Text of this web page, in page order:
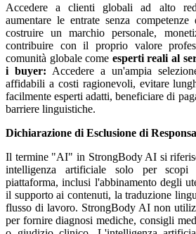
Accedere a clienti globali ad alto
aumentare le entrate senza
costruire un marchio personale,
contribuire con il proprio valore
comunità globale come esperti reali al
i buyer: Accedere a un'ampia
affidabili a costi ragionevoli, evitare
facilmente esperti adatti, beneficiare di
barriere linguistiche.
Dichiarazione di Esclusione di
Il termine "AI" in StrongBody AI si
intelligenza artificiale solo per scopi
piattaforma, inclusi l'abbinamento degli
il supporto ai contenuti, la traduzione
flusso di lavoro. StrongBody AI non
per fornire diagnosi mediche, consigli